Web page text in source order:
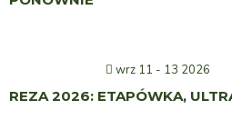
wrz 11 - 13 2026
REZA 2026: ETAPÓWKA,